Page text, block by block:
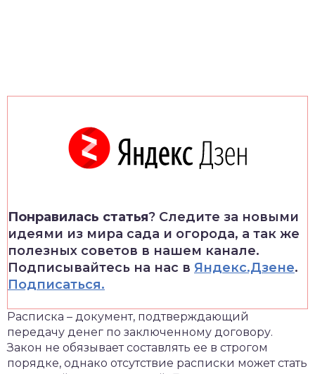
Понравилась статья? Следите за новыми
идеями из мира сада и огорода, а так же
полезных советов в нашем канале.
Подписывайтесь на нас в Яндекс.Дзене.
Подписаться.
Расписка – документ, подтверждающий
передачу денег по заключенному договору.
Закон не обязывает составлять ее в строгом
порядке, однако отсутствие расписки может стать